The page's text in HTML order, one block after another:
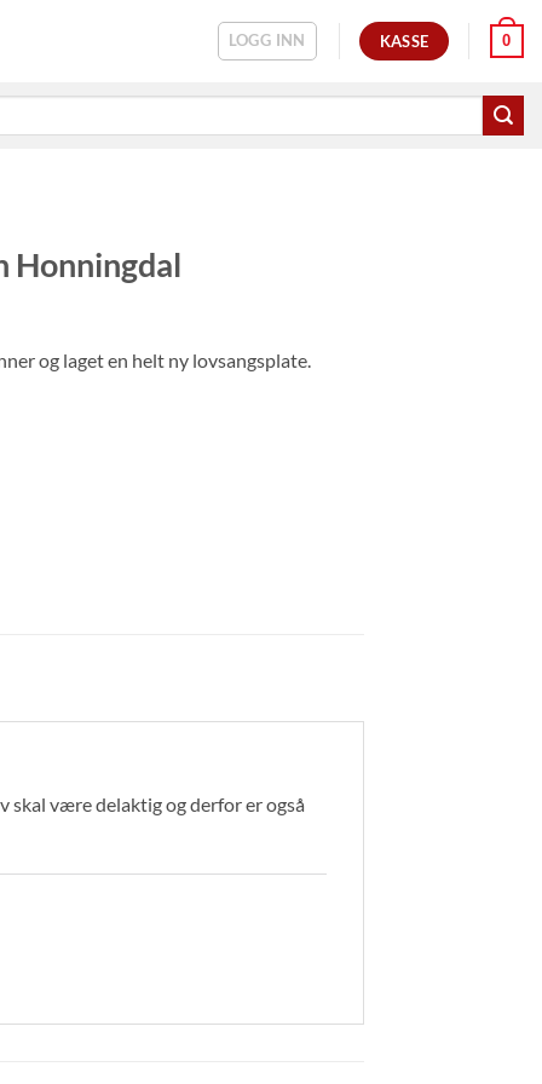
LOGG INN KASSE 0
Honningdal
og laget en helt ny lovsangsplate.
skal være delaktig og derfor er også